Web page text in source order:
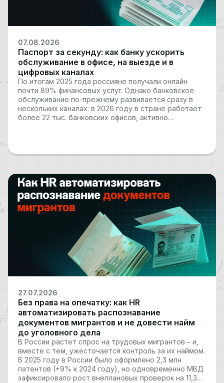
07.08.2026
Паспорт за секунду: как банку ускорить
обслуживание в офисе, на выезде и в
цифровых каналах
По итогам 2025 года россияне получали онлайн
почти 89% финансовых услуг. Однако банковское
обслуживание по-прежнему развивается сразу в
нескольких каналах: в 2026 году в стране работает
более 22 тыс. банковских офисов, активно
27.07.2026
Без права на опечатку: как HR
автоматизировать распознавание
документов мигрантов и не довести найм
до уголовного дела
В России растет спрос на трудовых мигрантов – и,
вместе с тем, ужесточается контроль за их наймом.
В 2025 году в России было оформлено 2,3 млн
патентов (+9% к 2024 году), но одновременно МВД
зафиксировало рост внеплановых проверок на 11,3%,